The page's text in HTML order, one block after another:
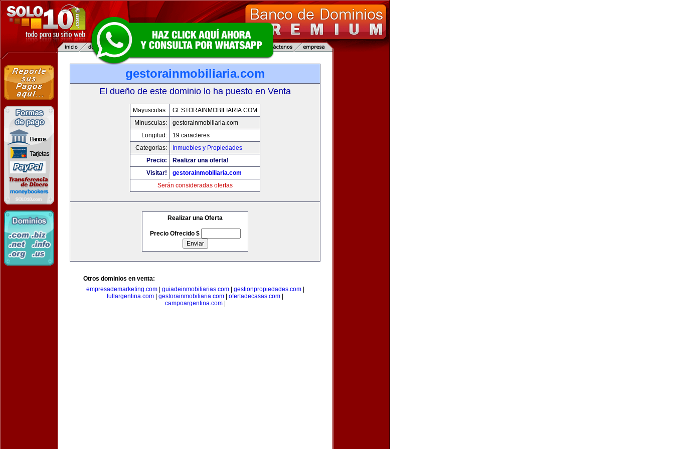
gestorainmobiliaria.com
El dueño de este dominio lo ha puesto en Venta
Mayusculas:
GESTORAINMOBILIARIA.COM
Minusculas:
gestorainmobiliaria.com
Longitud:
19 caracteres
Categorias:
Inmuebles y Propiedades
Precio:
Realizar una oferta!
Visitar!
gestorainmobiliaria.com
Serán consideradas ofertas
Realizar una Oferta
Precio Ofrecido $
Otros dominios en venta:
empresademarketing.com| guiadeinmobiliarias.com| gestionpropiedades.com|
fullargentina.com
gestorainmobiliaria.com ofertadecasas.com
campoargentina.com|